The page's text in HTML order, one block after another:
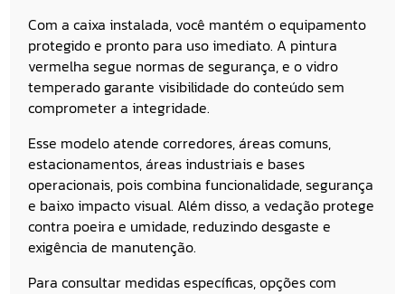
Com a caixa instalada, você mantém o equipamento
protegido e pronto para uso imediato. A pintura
vermelha segue normas de segurança, e o vidro
temperado garante visibilidade do conteúdo sem
comprometer a integridade.
Esse modelo atende corredores, áreas comuns,
estacionamentos, áreas industriais e bases
operacionais, pois combina funcionalidade, segurança
e baixo impacto visual. Além disso, a vedação protege
contra poeira e umidade, reduzindo desgaste e
exigência de manutenção.
Para consultar medidas específicas, opções com